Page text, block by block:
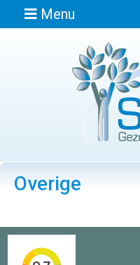
Menu
Afspraak
Locaties
Overige